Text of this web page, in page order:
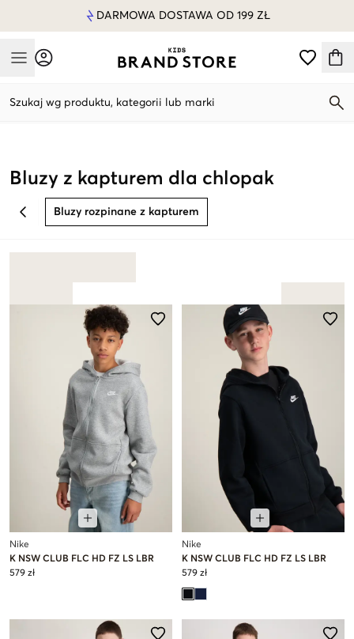
DARMOWA DOSTAWA OD 199 ZŁ
Mobile Menu
Szukaj wg produktu, kategorii lub marki
Bluzy z kapturem dla chlopak
BACK Bluzy rozpinane z kapturem
Nike
K NSW CLUB FLC HD FZ LS LBR
579 zł
Nike
K NSW CLUB FLC HD FZ LS LBR
579 zł